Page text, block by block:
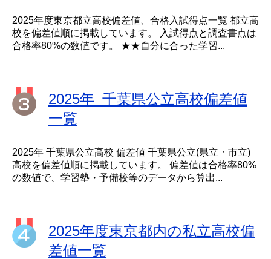
2025年度東京都立高校偏差値、合格入試得点一覧 都立高
校を偏差値順に掲載しています。 入試得点と調査書点は
合格率80%の数値です。 ★★自分に合った学習...
2025年_千葉県公立高校偏差値
一覧
2025年 千葉県公立高校 偏差値 千葉県公立(県立・市立)
高校を偏差値順に掲載しています。 偏差値は合格率80%
の数値で、学習塾・予備校等のデータから算出...
2025年度東京都内の私立高校偏
差値一覧